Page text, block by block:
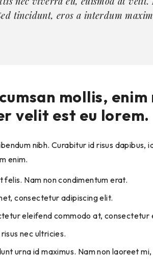
tincidunt, eros a interdum
mollis, enim
velit est eu lorem.
nibh. Curabitur id risus dapibus,
enim.
felis. Nam non condimentum erat.
consectetur adipiscing elit.
eleifend commodo at, consectetur
nec ultricies.
urna id maximus. Nam non laoreet